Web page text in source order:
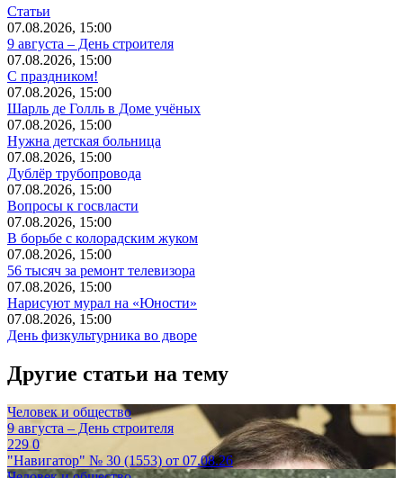
Статьи
07.08.2026, 15:00
9 августа – День строителя
07.08.2026, 15:00
С праздником!
07.08.2026, 15:00
Шарль де Голль в Доме учёных
07.08.2026, 15:00
Нужна детская больница
07.08.2026, 15:00
Дублёр трубопровода
07.08.2026, 15:00
Вопросы к госвласти
07.08.2026, 15:00
В борьбе с колорадским жуком
07.08.2026, 15:00
56 тысяч за ремонт телевизора
07.08.2026, 15:00
Нарисуют мурал на «Юности»
07.08.2026, 15:00
День физкультурника во дворе
Другие статьи на тему
Человек и общество
9 августа – День строителя
2290
"Навигатор" № 30 (1553) от 07.08.26